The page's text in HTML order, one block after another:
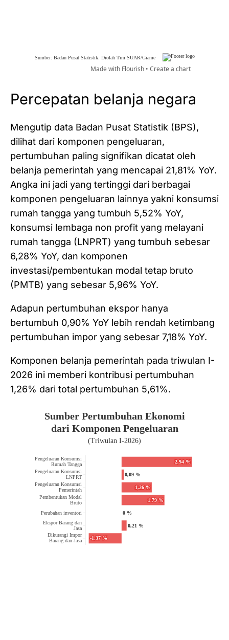
Percepatan belanja negara
Mengutip data Badan Pusat Statistik (BPS),
dilihat dari komponen pengeluaran,
pertumbuhan paling signifikan dicatat oleh
belanja pemerintah yang mencapai 21,81% YoY.
Angka ini jadi yang tertinggi dari berbagai
komponen pengeluaran lainnya yakni konsumsi
rumah tangga yang tumbuh 5,52% YoY,
konsumsi lembaga non profit yang melayani
rumah tangga (LNPRT) yang tumbuh sebesar
6,28% YoY, dan komponen
investasi/pembentukan modal tetap bruto
(PMTB) yang sebesar 5,96% YoY.
Adapun pertumbuhan ekspor hanya
bertumbuh 0,90% YoY lebih rendah ketimbang
pertumbuhan impor yang sebesar 7,18% YoY.
Komponen belanja pemerintah pada triwulan I-
2026 ini memberi kontribusi pertumbuhan
1,26% dari total pertumbuhan 5,61%.